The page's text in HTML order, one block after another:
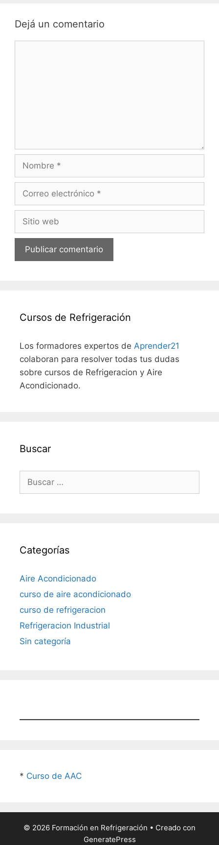
Dejá un comentario
Nombre
Correo
Sitio
Cursos de Refrigeración
Los formadores expertos de Aprender21
colaboran para resolver todas tus dudas
sobre cursos de Refrigeracion y Aire
Acondicionado.
Buscar
Buscar:
Categorías
Aire Acondicionado
curso de aire acondicionado
curso de refrigeracion
Refrigeracion Industrial
Sin categoría
* Curso de AAC
© 2026 Formación en Refrigeración • Creado con
GeneratePress